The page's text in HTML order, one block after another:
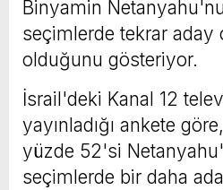
Binyamin
seçimlerde tekrar aday
olduğunu gösteriyor.
İsrail'deki Kanal 12
yayınladığı ankete göre,
yüzde 52'si
seçimlerde bir daha